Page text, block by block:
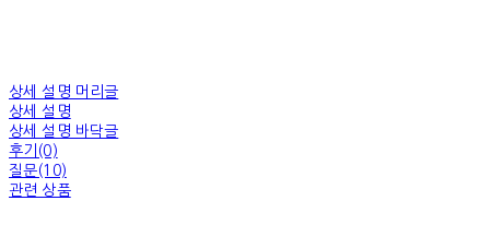
상세 설명 머리글
상세 설명
상세 설명 바닥글
후기(0)
질문(10)
관련 상품